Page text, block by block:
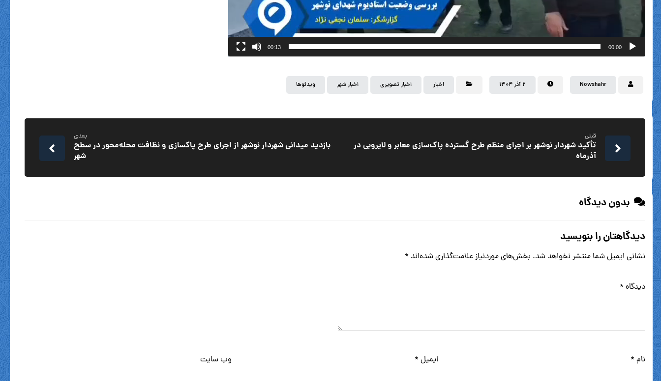
00:00
00:13
Nowshahr ۲ آذر ۱۴۰۴ اخبار اخبار تصویری اخبار شهر ویدئوها
قبلی
تأکید شهردار نوشهر بر اجرای منظم طرح گسترده پاک‌سازی معابر و لایروبی در
آذرماه
بعدی
بازدید میدانی شهردار نوشهر از اجرای طرح پاکسازی و نظافت محله‌محور در سطح
شهر
بدون دیدگاه
دیدگاهتان را بنویسید
نشانی ایمیل شما منتشر نخواهد شد. بخش‌های موردنیاز علامت‌گذاری شده‌اند *
دیدگاه *
نام * ایمیل * وب‌ سایت